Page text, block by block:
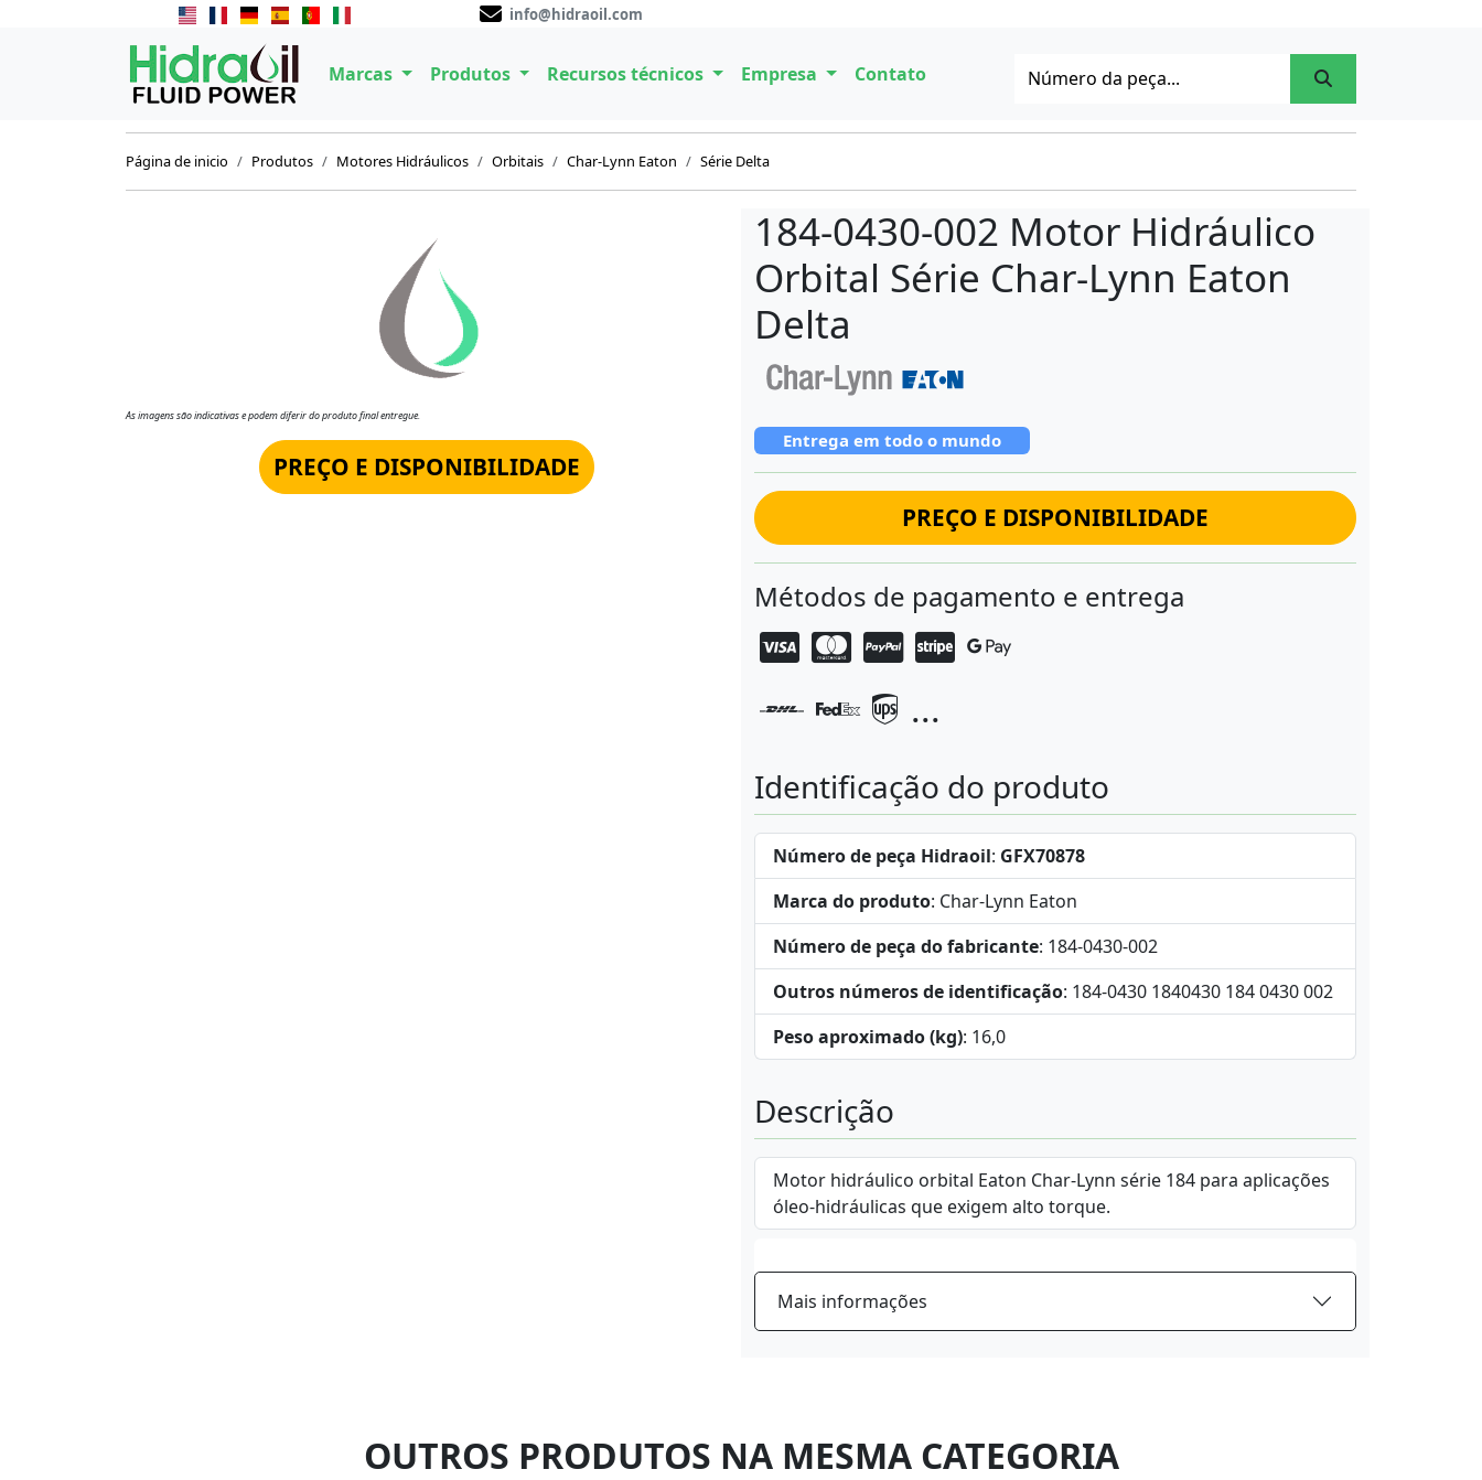
info@hidraoil.com
Marcas Produtos Recursos técnicos Empresa Contato
Página de inicio Produtos Motores Hidráulicos Orbitais Char-Lynn Eaton Série Delta
As imagens são indicativas e podem diferir do produto final entregue.
PREÇO E DISPONIBILIDADE
184-0430-002 Motor Hidráulico
Orbital Série Char-Lynn Eaton
Delta
Entrega em todo o mundo
PREÇO E DISPONIBILIDADE
Métodos de pagamento e entrega
...
Identificação do produto
Número de peça Hidraoil: GFX70878
Marca do produto: Char-Lynn Eaton
Número de peça do fabricante: 184-0430-002
Outros números de identificação: 184-0430 1840430 184 0430 002
Peso aproximado (kg): 16,0
Descrição
Motor hidráulico orbital Eaton Char-Lynn série 184 para aplicações
óleo-hidráulicas que exigem alto torque.
Mais informações
OUTROS PRODUTOS NA MESMA CATEGORIA